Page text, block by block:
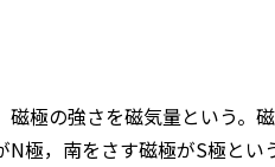
極の強さを磁気量という。
N極，南をさす磁極がS極と